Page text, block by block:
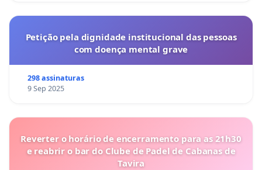
Petição pela dignidade institucional das pessoas
com doença mental grave
298 assinaturas
9 Sep 2025
Reverter o horário de encerramento para as 21h30
e reabrir o bar do Clube de Padel de Cabanas de
Tavira